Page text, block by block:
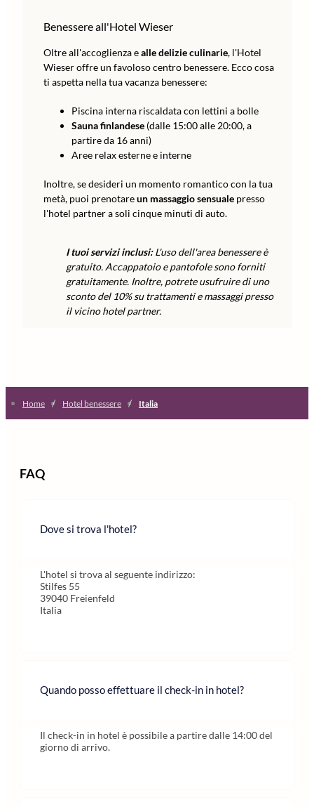
Benessere all'Hotel Wieser
Oltre all'accoglienza ealle delizie culinarie, l'Hotel
Wieser offre un favoloso centro benessere. Ecco cosa
ti aspetta nella tua vacanza benessere:
Piscina interna riscaldata con lettini a bolle
Sauna finlandese (dalle 15:00 alle 20:00, a
partire da 16 anni)
Aree relax esterne e interne
Inoltre, se desideri un momento romantico con la tua
metà, puoi prenotareun massaggio sensuale presso
l'hotel partner a soli cinque minuti di auto.
I tuoi servizi inclusi:L'uso dell'area benessere è
gratuito. Accappatoio e pantofole sono forniti
gratuitamente. Inoltre, potrete usufruire di uno
sconto del 10% su trattamenti e massaggi presso
il vicino hotel partner.
Home / Hotel benessere / Italia
FAQ
Dove si trova l'hotel?
L'hotel si trova al seguente indirizzo:
Stilfes 55
39040 Freienfeld
Italia
Quando posso effettuare il check-in in hotel?
Il check-in in hotel è possibile a partire dalle 14:00 del
giorno di arrivo.